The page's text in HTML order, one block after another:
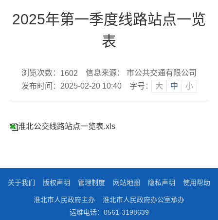
2025年第一季度线路站点一览
表
浏览次数： 1602
信息来源： 市公共交通有限公司
发布时间：2025-02-20 10:40
字号： 大 中 小
淮北公交线路站点一览表.xls
关于我们 版权声明 管理制度 网站地图 隐私声明 使用帮助
淮北市人民政府主办
淮北市人民政府办公室承办
运维电话：0561-3198639